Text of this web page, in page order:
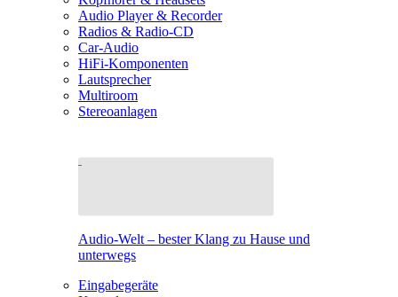
Audio Player & Recorder
Radios & Radio-CD
Car-Audio
HiFi-Komponenten
Lautsprecher
Multiroom
Stereoanlagen
Audio-Welt – bester Klang zu Hause und
unterwegs
Eingabegeräte